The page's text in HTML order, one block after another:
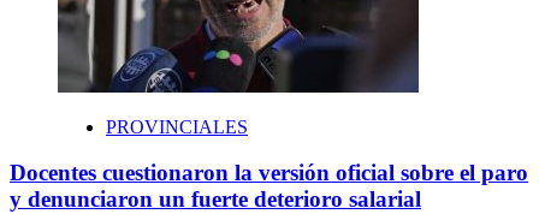
PROVINCIALES
Docentes cuestionaron la versión oficial sobre el paro
y denunciaron un fuerte deterioro salarial